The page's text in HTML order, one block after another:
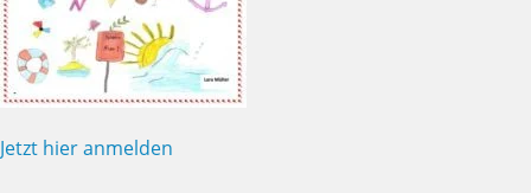
Jetzt hier anmelden